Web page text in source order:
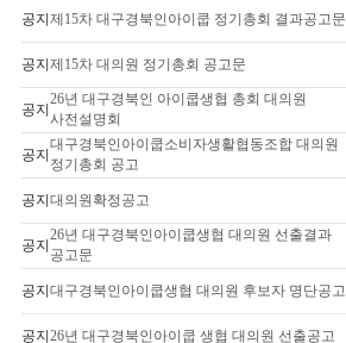
공지 제15차 대구경북인아이쿱 정기총회 결과공고문
공지 제15차 대의원 정기총회 공고문
공지
26년 대구경북인 아이쿱생협 총회 대의원
사전설명회
공지
대구경북인아이쿱소비자생활협동조합 대의원
정기총회 공고
공지 대의원확정공고
공지
26년 대구경북인아이쿱생협 대의원 선출결과
공고문
공지 대구경북인아이쿱생협 대의원 후보자 명단공고
공지 26년 대구경북인아이쿱 생협 대의원 선출공고